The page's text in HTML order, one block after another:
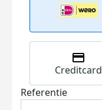
Creditcard
Referentie